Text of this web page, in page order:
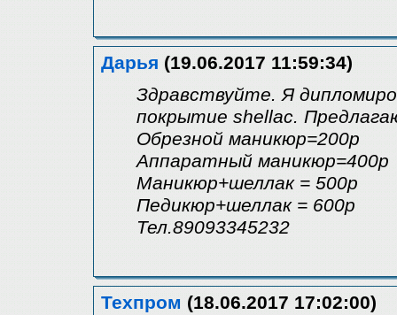
Дарья (19.06.2017 11:59:34)
Здравствуйте. Я
покрытие shellac.
Обрезной маникюр=200р
Аппаратный маникюр=400р
Маникюр+шеллак = 500р
Педикюр+шеллак = 600р
Тел.89093345232
Техпром (18.06.2017 17:02:00)